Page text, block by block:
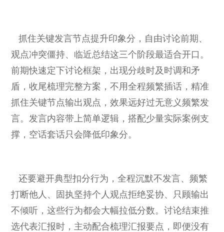
抓住关键发言节点提升印象分，自由讨论前期、
观点冲突僵持、临近总结这三个阶段最适合开口。
前期快速定下讨论框架，出现分歧时及时调和矛
盾，收尾梳理完整方案，不用全程频繁插话，精准
抓住关键节点输出观点，效果远好过无意义频繁发
言。发言内容带上简单逻辑，搭配少量实际案例支
撑，空话套话只会降低印象分。
还要避开典型扣分行为，全程沉默不发言、频繁
打断他人、固执坚持个人观点拒绝妥协、只顾输出
不倾听，这些行为都会大幅拉低分数。讨论结束推
选代表汇报时，主动配合梳理汇报要点，即便没有